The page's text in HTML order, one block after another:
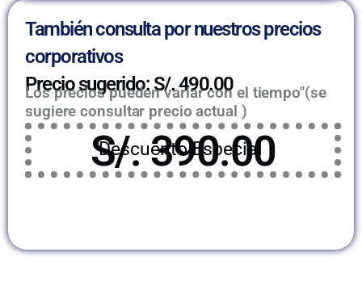
También consulta por nuestros precios
corporativos
Precio sugerido: S/. 490.00
Los precios pueden variar con el tiempo"(se
sugiere consultar precio actual )
Descuento Especial
S/. 390.00